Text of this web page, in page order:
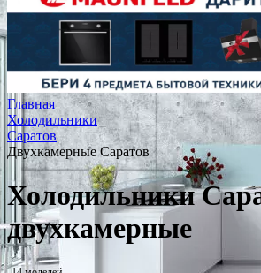
Главная
Холодильники
Саратов
Двухкамерные Саратов
Холодильники
двухкамерные